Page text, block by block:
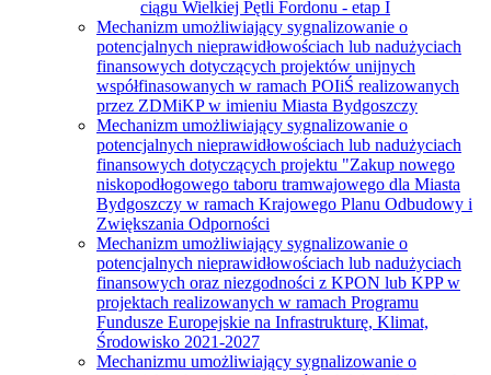
ciągu Wielkiej Pętli Fordonu - etap I
Mechanizm umożliwiający sygnalizowanie o
potencjalnych nieprawidłowościach lub nadużyciach
finansowych dotyczących projektów unijnych
współfinasowanych w ramach POIiŚ realizowanych
przez ZDMiKP w imieniu Miasta Bydgoszczy
Mechanizm umożliwiający sygnalizowanie o
potencjalnych nieprawidłowościach lub nadużyciach
finansowych dotyczących projektu "Zakup nowego
niskopodłogowego taboru tramwajowego dla Miasta
Bydgoszczy w ramach Krajowego Planu Odbudowy i
Zwiększania Odporności
Mechanizm umożliwiający sygnalizowanie o
potencjalnych nieprawidłowościach lub nadużyciach
finansowych oraz niezgodności z KPON lub KPP w
projektach realizowanych w ramach Programu
Fundusze Europejskie na Infrastrukturę, Klimat,
Środowisko 2021-2027
Mechanizmu umożliwiający sygnalizowanie o